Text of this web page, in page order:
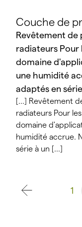
Couche de
Revêtement
radiateurs Pour
domaine
une humidité
adaptés en
[...] Revêtement
radiateurs Pour
domaine
humidité accrue.
série à un [...]
1